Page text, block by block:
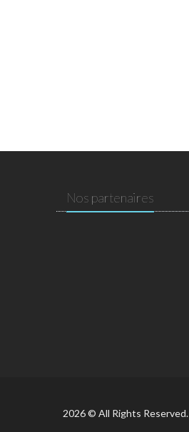
Nos partenaires
2026 © All Rights Reserved.